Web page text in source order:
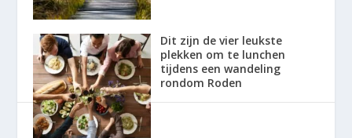
Dit zijn de vier leukste
plekken om te lunchen
tijdens een wandeling
rondom Roden